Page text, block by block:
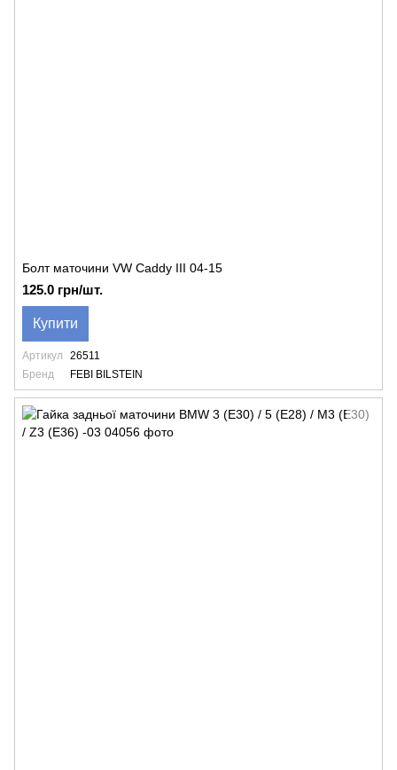
Болт маточини VW Caddy III 04-15
125.0 грн/шт.
Купити
Артикул
26511
Бренд
FEBI BILSTEIN